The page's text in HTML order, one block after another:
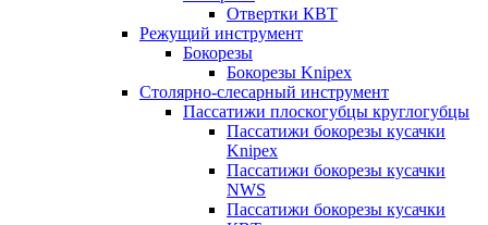
Отвертки КВТ
Режущий инструмент
Бокорезы
Бокорезы Knipex
Столярно-слесарный инструмент
Пассатижи плоскогубцы круглогубцы
Пассатижи бокорезы кусачки
Knipex
Пассатижи бокорезы кусачки
NWS
Пассатижи бокорезы кусачки